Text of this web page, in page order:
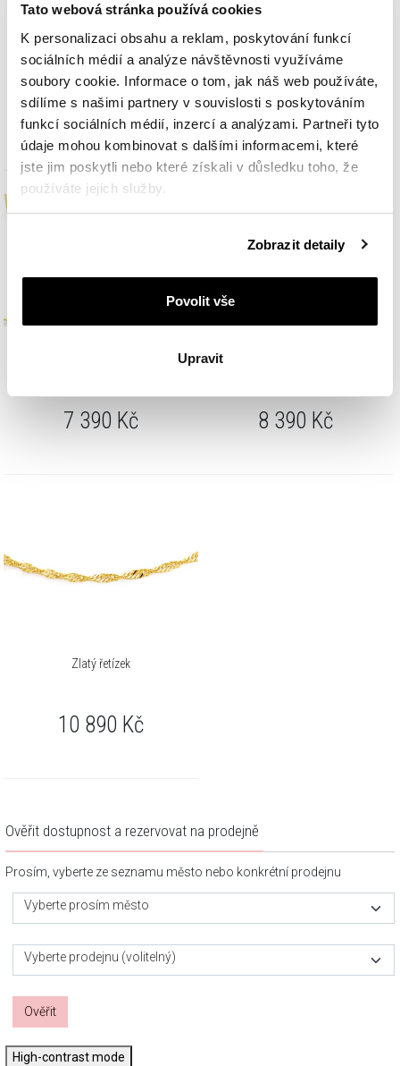
Tato webová stránka používá cookies
K personalizaci obsahu a reklam, poskytování funkcí
sociálních médií a analýze návštěvnosti využíváme
soubory cookie. Informace o tom, jak náš web používáte,
sdílíme s našimi partnery v souvislosti s poskytováním
funkcí sociálních médií, inzercí a analýzami. Partneři tyto
údaje mohou kombinovat s dalšími informacemi, které
jste jim poskytli nebo které získali v důsledku toho, že
používáte jejich služby.
Zásadách ochrany osobních údajů
Zobrazit detaily
Povolit vše
Upravit
Zlatý řetízek
8 990 Kč
Zlatý řetízek
8 190 Kč
7 390 Kč 8 390 Kč
Zlatý řetízek
10 890 Kč
Ověřit dostupnost a rezervovat na prodejně
Prosím, vyberte ze seznamu město nebo konkrétní prodejnu
Vyberte prosím město
Vyberte prodejnu (volitelný)
Ověřit
High-contrast mode